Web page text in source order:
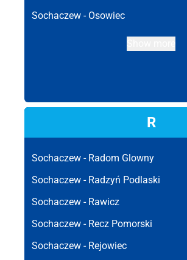
Sochaczew - Osowiec
R
Sochaczew - Radom Glowny
Sochaczew - Radzyń Podlaski
Sochaczew - Rawicz
Sochaczew - Recz Pomorski
Sochaczew - Rejowiec